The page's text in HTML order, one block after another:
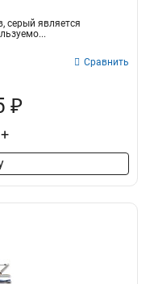
серый является
Сравнить
₽
+